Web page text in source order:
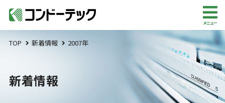
メニュー
TOP 新着情報 2007年
新着情報